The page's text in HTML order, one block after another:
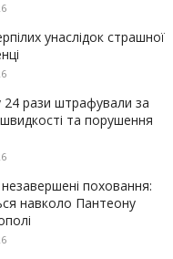
унаслідок страшної
24 рази штрафували за
та порушення
незавершені поховання:
навколо Пантеону